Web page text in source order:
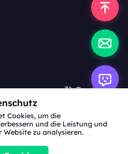
Deutsch
Cookies, um die
und die Leistung und
Website zu analysieren.